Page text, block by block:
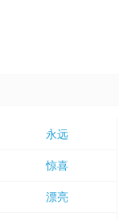
永远
惊喜
漂亮